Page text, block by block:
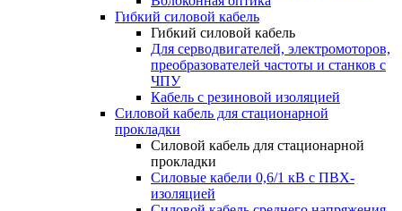
Гибкий силовой кабель
Гибкий силовой кабель
Для серводвигателей, электромоторов,
преобразователей частоты и станков с
ЧПУ
Кабель с резиновой изоляцией
Силовой кабель для стационарной
прокладки
Силовой кабель для стационарной
прокладки
Силовые кабели 0,6/1 кВ с ПВХ-
изоляцией